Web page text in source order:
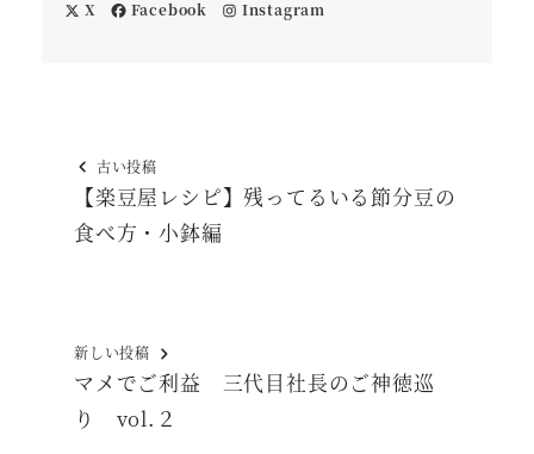
X Facebook Instagram
古い投稿
【楽豆屋レシピ】残ってるいる節分豆の
食べ方・小鉢編
新しい投稿
マメでご利益 三代目社長のご神徳巡
り vol.２